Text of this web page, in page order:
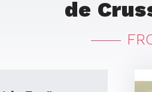
de